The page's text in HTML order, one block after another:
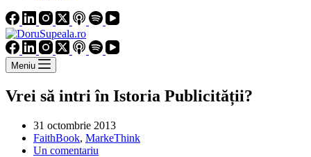
Meniu
Vrei să intri în Istoria Publicității?
31 octombrie 2013
FaithBook, MarkeThink
Un comentariu